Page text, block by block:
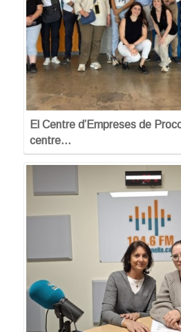
El Centre d’Empreses de
centre…